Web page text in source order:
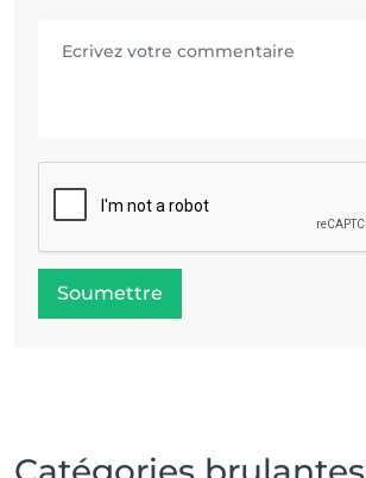
Soumettre